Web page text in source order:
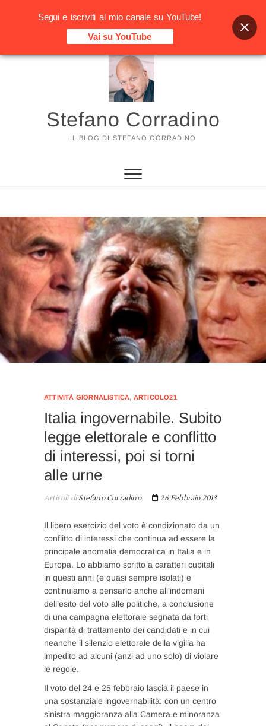
Vai
Stefano Corradino
IL BLOG DI STEFANO CORRADINO
ATTIVITÀ GIORNALISTICA, ARTICOLO21
Italia ingovernabile. Subito
legge elettorale e conflitto
di interessi, poi si torni
alle urne
Articoli diStefano Corradino 26 Febbraio 2013
Il libero esercizio del voto è condizionato da un
conflitto di interessi che continua ad essere la
principale anomalia democratica in Italia e in
Europa. Lo abbiamo scritto a caratteri cubitali
in questi anni (e quasi sempre isolati) e
continuiamo a pensarlo anche all’indomani
dell’esito del voto alle politiche, a conclusione
di una campagna elettorale segnata da forti
disparità di trattamento dei candidati e in cui
neanche il silenzio elettorale della vigilia ha
impedito ad alcuni (anzi ad uno solo) di violare
le regole.
Il voto del 24 e 25 febbraio lascia il paese in
una sostanziale ingovernabilità: con un centro
sinistra maggioranza alla Camera e minoranza
Segui e iscriviti al mio canale su YouTube!
Vai su YouTube